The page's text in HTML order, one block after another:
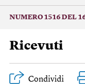
NUMERO 1516 DEL
Ricevuti
Condividi